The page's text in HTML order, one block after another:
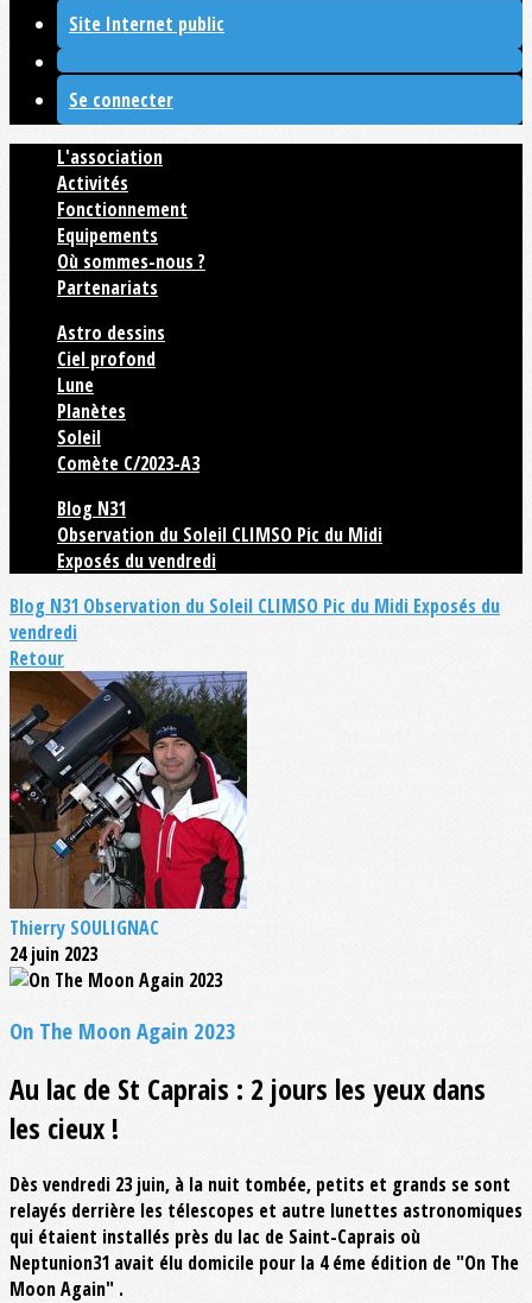
Site Internet public
Se connecter
L'association
Activités
Fonctionnement
Equipements
Où sommes-nous ?
Partenariats
Astro dessins
Ciel profond
Lune
Planètes
Soleil
Comète C/2023-A3
Blog N31
Observation du Soleil CLIMSO Pic du Midi
Exposés du vendredi
Blog N31 Observation du Soleil CLIMSO Pic du Midi Exposés du
vendredi
Retour
Thierry SOULIGNAC
24 juin 2023
On The Moon Again 2023
Au lac de St Caprais : 2 jours les yeux dans
les cieux !
Dès vendredi 23 juin, à la nuit tombée, petits et grands se sont
relayés derrière les télescopes et autre lunettes astronomiques
qui étaient installés près du lac de Saint-Caprais où
Neptunion31 avait élu domicile pour la 4 éme édition de "On The
Moon Again" .